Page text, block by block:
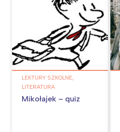
LEKTURY SZKOLNE,
LITERATURA
Mikołajek – quiz